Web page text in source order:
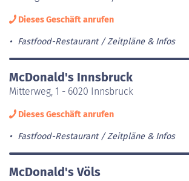
Dieses Geschäft anrufen
Fastfood-Restaurant Zeitpläne & Infos
McDonald's Innsbruck
Mitterweg, 1 - 6020 Innsbruck
Dieses Geschäft anrufen
Fastfood-Restaurant Zeitpläne & Infos
McDonald's Völs